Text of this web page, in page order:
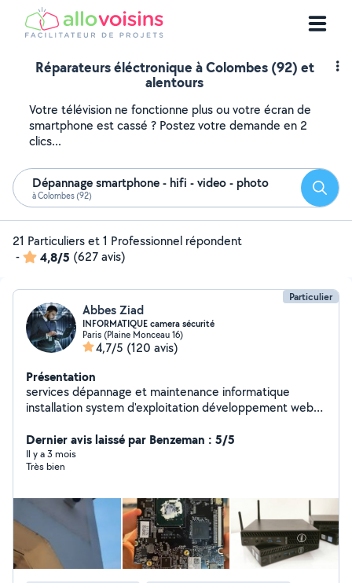
Réparateurs éléctronique à Colombes (92) et
alentours
Votre télévision ne fonctionne plus ou votre écran de
smartphone est cassé ? Postez votre demande en 2
clics...
Dépannage smartphone - hifi - video - photo
à Colombes (92)
21 Particuliers et 1 Professionnel répondent
-
4,8/5 (627 avis)
Particulier
Abbes Ziad
INFORMATIQUE camera sécurité
Paris (Plaine Monceau 16)
4,7/5 (120 avis)
Présentation
services dépannage et maintenance informatique
installation system d'exploitation développement web
anti intrusion installation réseau informatique et
système anti incendie
Dernier avis laissé par Benzeman : 5/5
Il y a 3 mois
Très bien